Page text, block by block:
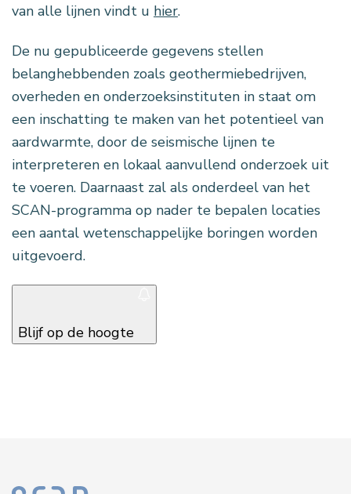
van alle lijnen vindt u hier.
De nu gepubliceerde gegevens stellen
belanghebbenden zoals geothermiebedrijven,
overheden en onderzoeksinstituten in staat om
een inschatting te maken van het potentieel van
aardwarmte, door de seismische lijnen te
interpreteren en lokaal aanvullend onderzoek uit
te voeren. Daarnaast zal als onderdeel van het
SCAN-programma op nader te bepalen locaties
een aantal wetenschappelijke boringen worden
uitgevoerd.
Blijf op de hoogte